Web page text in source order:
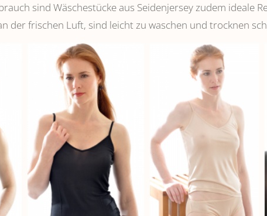
sind Wäschestücke aus Seidenjersey zudem ideale
der frischen Luft, sind leicht zu waschen und trocknen